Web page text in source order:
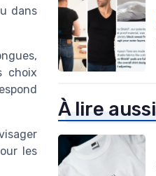
dans
choix
les
À lire aussi